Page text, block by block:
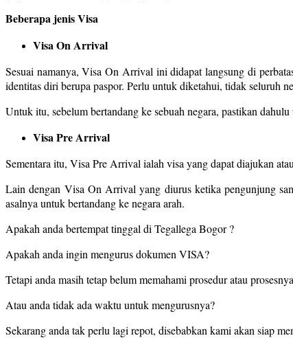
Beberapa jenis Visa
Visa On Arrival
Sesuai namanya, Visa On Arrival ini didapat langsung di
identitas diri berupa paspor. Perlu untuk diketahui, tidak seluruh
Untuk itu, sebelum bertandang ke sebuah negara, pastikan
Visa Pre Arrival
Sementara itu, Visa Pre Arrival ialah visa yang dapat diajukan
Lain dengan Visa On Arrival yang diurus ketika pengunjung
asalnya untuk bertandang ke negara arah.
Apakah anda bertempat tinggal di Tegallega Bogor ?
Apakah anda ingin mengurus dokumen VISA?
Tetapi anda masih tetap belum memahami prosedur atau
Atau anda tidak ada waktu untuk mengurusnya?
Sekarang anda tak perlu lagi repot, disebabkan kami akan siap